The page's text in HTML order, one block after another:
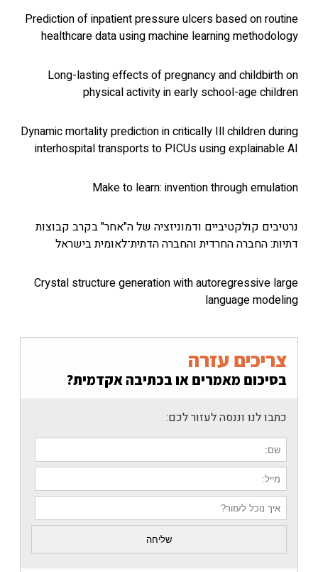
Prediction of inpatient pressure ulcers based
healthcare data using machine learning
Long-lasting effects of pregnancy and
physical activity in early school-age
Dynamic mortality prediction in critically Ill
interhospital transports to PICUs using
Make to learn: invention through
קולקטיביים ודמוניזציה של ה"אחר" בקרב קבוצות
החרדית והחברה הדתית־לאומית בישראל
Crystal structure generation with
language
עזרה
מאמרים או בכתיבה אקדמית?
וננסה לעזור לכם: